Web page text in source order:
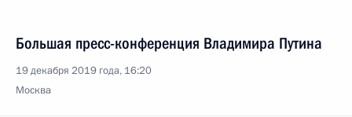
Большая пресс-конференция Владимира Путина
19 декабря 2019 года, 16:20
Москва